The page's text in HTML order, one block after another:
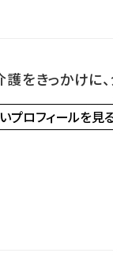
をきっかけに
プロフィールを見